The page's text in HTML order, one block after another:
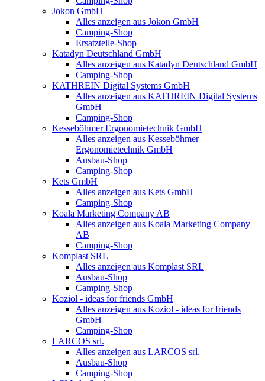
Jokon GmbH
Alles anzeigen aus Jokon GmbH
Camping-Shop
Ersatzteile-Shop
Katadyn Deutschland GmbH
Alles anzeigen aus Katadyn Deutschland GmbH
Camping-Shop
KATHREIN Digital Systems GmbH
Alles anzeigen aus KATHREIN Digital Systems
GmbH
Camping-Shop
Kesseböhmer Ergonomietechnik GmbH
Alles anzeigen aus Kesseböhmer
Ergonomietechnik GmbH
Ausbau-Shop
Camping-Shop
Kets GmbH
Alles anzeigen aus Kets GmbH
Camping-Shop
Koala Marketing Company AB
Alles anzeigen aus Koala Marketing Company
AB
Camping-Shop
Komplast SRL
Alles anzeigen aus Komplast SRL
Ausbau-Shop
Camping-Shop
Koziol - ideas for friends GmbH
Alles anzeigen aus Koziol - ideas for friends
GmbH
Camping-Shop
LARCOS srl.
Alles anzeigen aus LARCOS srl.
Ausbau-Shop
Camping-Shop